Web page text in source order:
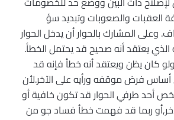
العقبات والصعوبات وتبديد سؤ
وعلى المشارك بالحوار أن يدخل الحوار
يعتقد أنه صحيح قد يحتمل الخطأ.
كان يظن ويعتقد أنه خطأ فإنه قد
فرض موقفه ورأيه على الآخر.لأن
تخص أحد طرفي الحوار قد تكون خافية أو
ربما قد فهمت خطأ فساد جو من